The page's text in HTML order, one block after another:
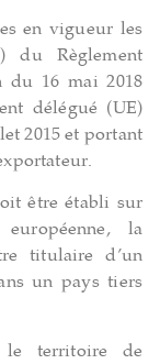
en vigueur les
du Règlement
du 16 mai 2018
délégué (UE)
2015 et portant
être établi sur
la
titulaire d’un
un pays tiers
le territoire de